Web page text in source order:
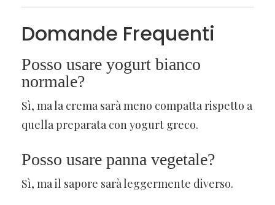
Domande Frequenti
Posso usare yogurt bianco
normale?
Sì, ma la crema sarà meno compatta rispetto a
quella preparata con yogurt greco.
Posso usare panna vegetale?
Sì, ma il sapore sarà leggermente diverso.